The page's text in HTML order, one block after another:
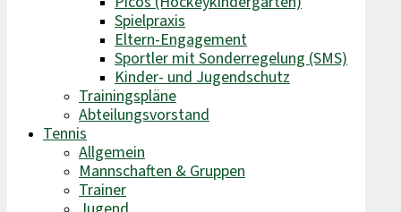
Spielpraxis
Eltern-Engagement
Sportler mit Sonderregelung (SMS)
Kinder- und Jugendschutz
Trainingspläne
Abteilungsvorstand
Tennis
Allgemein
Mannschaften & Gruppen
Trainer